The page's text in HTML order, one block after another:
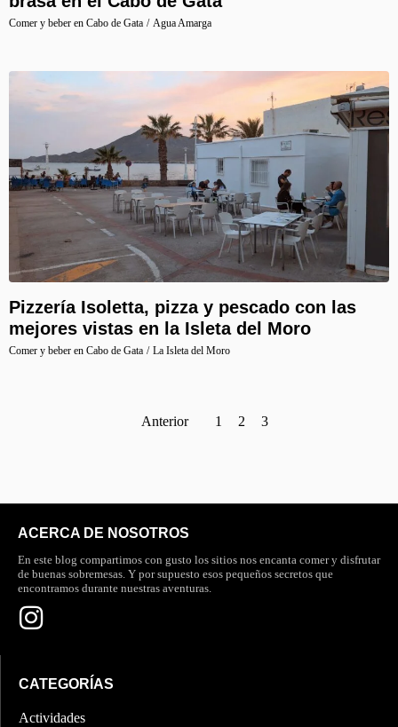
Comer y beber en Cabo de Gata / Agua Amarga
Pizzería Isoletta, pizza y pescado con las
mejores vistas en la Isleta del Moro
Comer y beber en Cabo de Gata / La Isleta del Moro
Anterior 1 2 3
ACERCA DE NOSOTROS
En este blog compartimos con gusto los sitios nos encanta comer y disfrutar
de buenas sobremesas. Y por supuesto esos pequeños secretos que
encontramos durante nuestras aventuras.
CATEGORÍAS
Actividades